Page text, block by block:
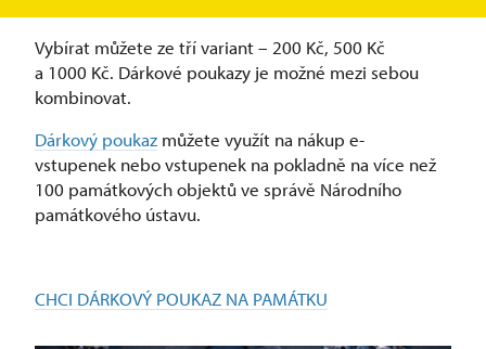
potěší nejen příznivce hradů a zámků.
Vybírat můžete ze tří variant –⁠ 200 Kč, 500 Kč
a 1000 Kč. Dárkové poukazy je možné mezi sebou
kombinovat.
Dárkový poukaz můžete využít na nákup e-
vstupenek nebo vstupenek na pokladně na více než
100 památkových objektů ve správě Národního
památkového ústavu.
CHCI DÁRKOVÝ POUKAZ NA PAMÁTKU